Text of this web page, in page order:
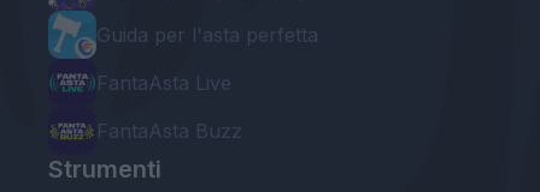
Guida per l'asta perfetta
FantaAsta Live
FantaAsta Buzz
Strumenti